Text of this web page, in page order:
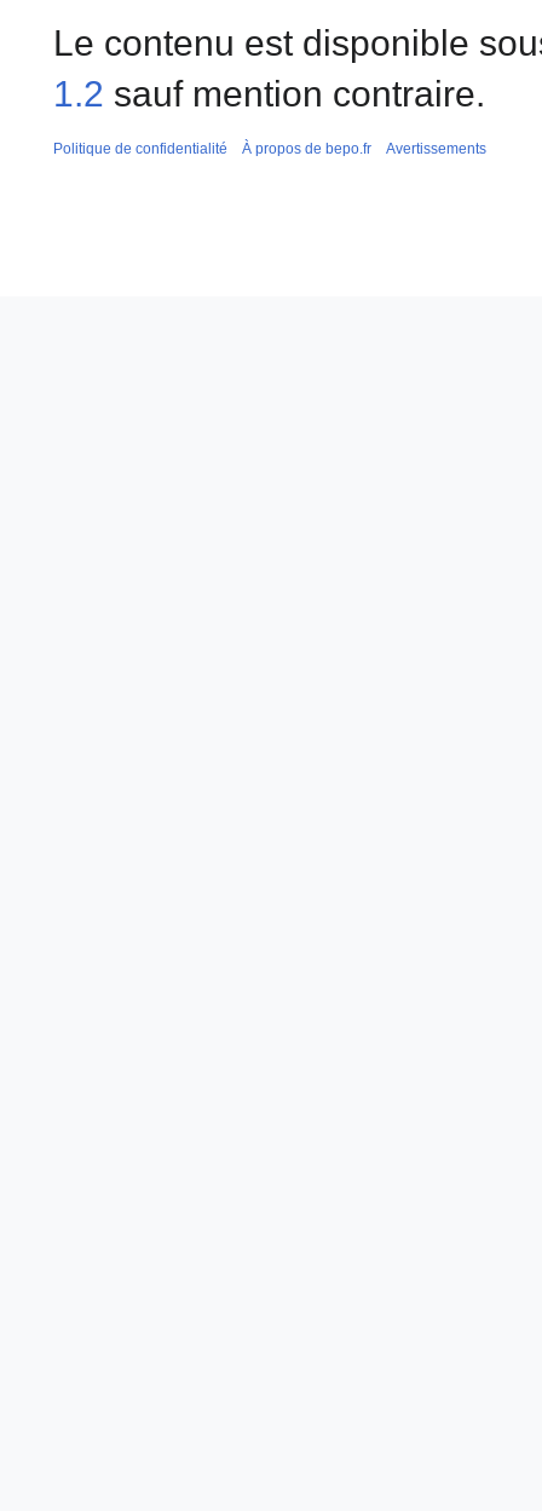
Le contenu est disponible
1.2 sauf mention contraire.
Politique de confidentialité À propos de bepo.fr Avertissements